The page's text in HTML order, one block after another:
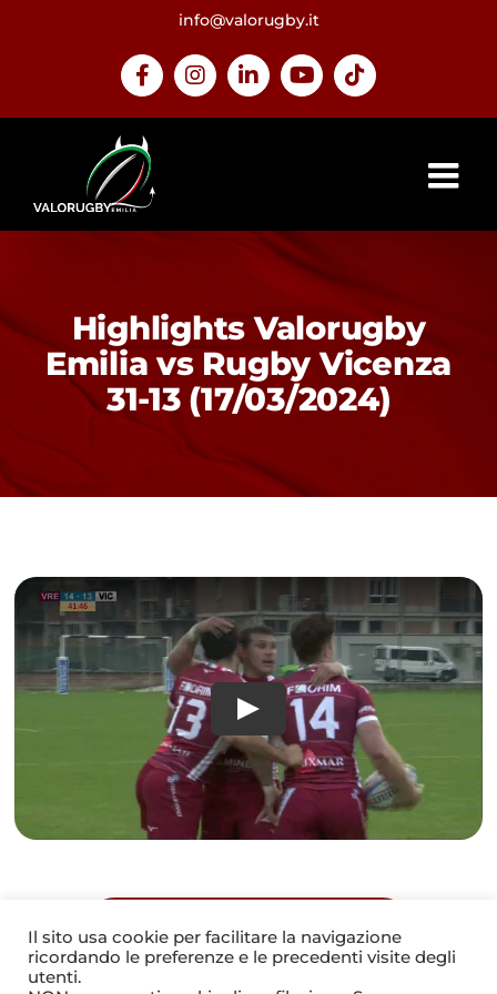
info@valorugby.it
FacebookInstagramLinkedInYouTubeTiktok
Highlights Valorugby
Emilia vs Rugby Vicenza
31-13 (17/03/2024)
TORNA ALLA GALLERY
Il sito usa cookie per facilitare la navigazione
ricordando le preferenze e le precedenti visite degli
utenti.